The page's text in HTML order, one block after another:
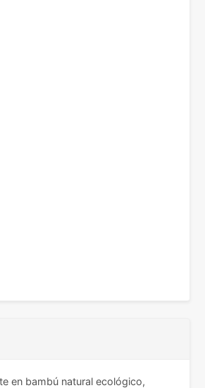
en bambú natural ecológico,